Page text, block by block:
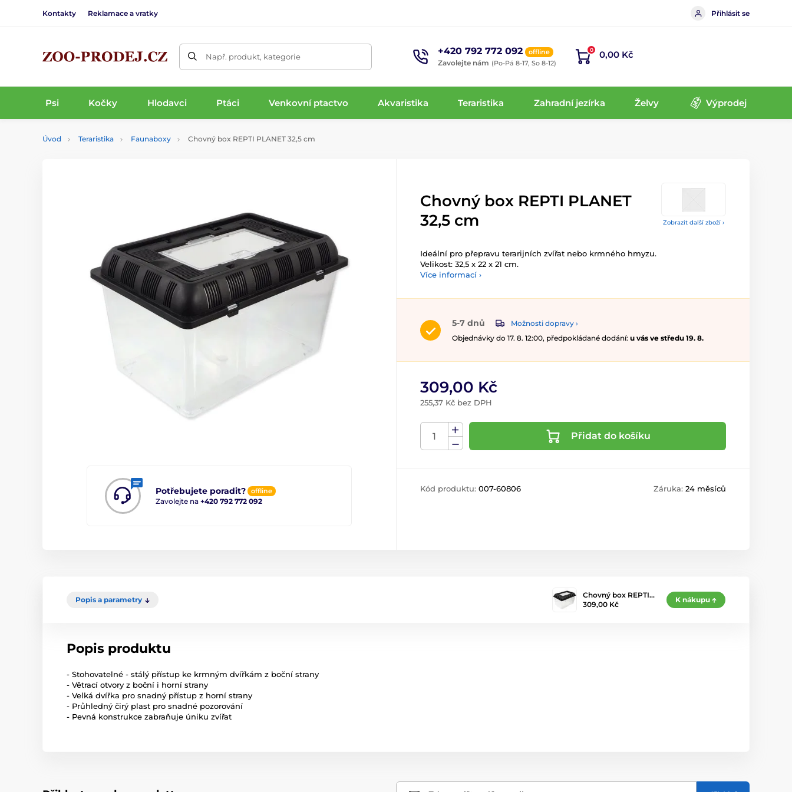
Kontakty Reklamace a vratky Přihlásit se
Např. produkt, kategorie +420 792 772 092 offline
Zavolejte nám (Po-Pá 8-17, So 8-12)
0 0,00 Kč
Psi Kočky Hlodavci Ptáci Venkovní ptactvo Akvaristika Teraristika Zahradní jezírka Želvy Výprodej
Úvod Teraristika Faunaboxy Chovný box REPTI PLANET 32,5 cm
Zobrazit další zboží ›
Potřebujete poradit? offline
Zavolejte na +420 792 772 092
Chovný box REPTI PLANET
32,5 cm
Ideální pro přepravu terarijních zvířat nebo krmného hmyzu.
Velikost: 32,5 x 22 x 21 cm.
Více informací ›
5-7 dnů
Možnosti dopravy ›
Objednávky do 17. 8. 12:00, předpokládané dodání: u vás ve středu 19. 8.
309,00 Kč
255,37 Kč bez DPH
Přidat do košíku
Kód produktu: 007-60806 Záruka: 24 měsíců
Popis a parametry
Chovný box REPTI…
309,00 Kč
K nákupu
Popis produktu
- Stohovatelné - stálý přístup ke krmným dvířkám z boční strany
- Větrací otvory z boční i horní strany
- Velká dvířka pro snadný přístup z horní strany
- Průhledný čirý plast pro snadné pozorování
- Pevná konstrukce zabraňuje úniku zvířat